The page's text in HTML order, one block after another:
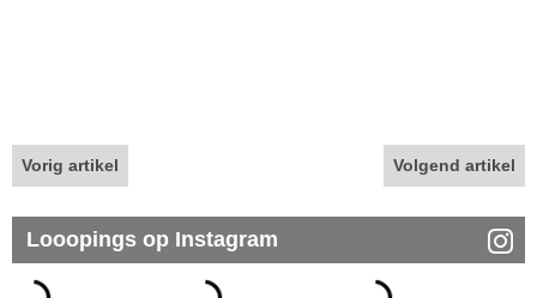
Vorig artikel Volgend artikel
Looopings op Instagram